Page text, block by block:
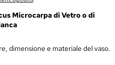
Microcarpadi Vetro o di
dimensione e materiale del vaso.